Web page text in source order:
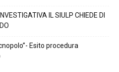
IL SIULP CHIEDE DI
Esito procedura